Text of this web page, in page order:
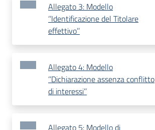
Allegato 3: Modello
‘’Identificazione del Titolare
effettivo’’
Allegato 4: Modello
‘’Dichiarazione assenza conflitto
di interessi’’
Allegato 5: Modello di